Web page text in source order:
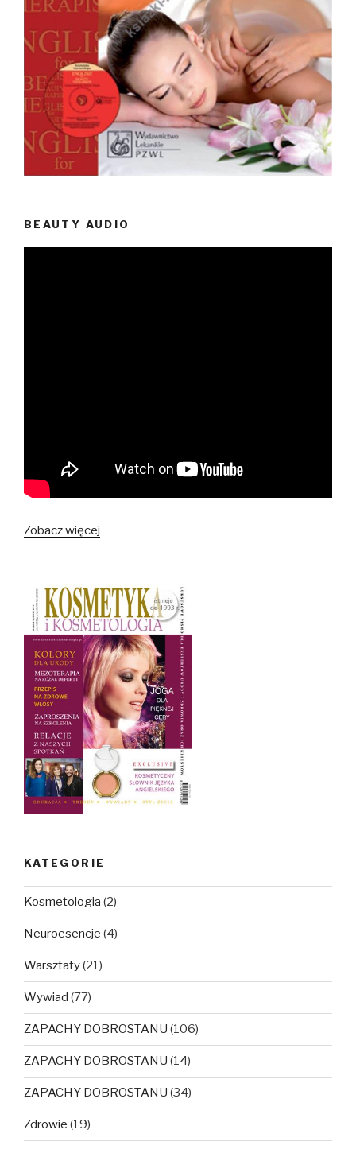
BEAUTY AUDIO
Zobacz więcej
KATEGORIE
Kosmetologia (2)
Neuroesencje (4)
Warsztaty(21)
Wywiad (77)
ZAPACHY DOBROSTANU (106)
ZAPACHY DOBROSTANU (14)
ZAPACHY DOBROSTANU (34)
Zdrowie (19)